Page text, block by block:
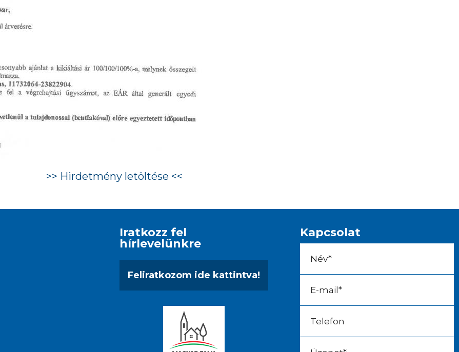
>> Hirdetmény letöltése <<
Iratkozz fel
hírlevelünkre
Feliratkozom ide kattintva!
Kapcsolat